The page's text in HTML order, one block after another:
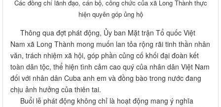
toàn dân tộc, thể hiện tình cảm cao quý của nhân dân Việt Nam
đối với nhân dân Cuba anh em và đồng bào trong nước đang
chịu ảnh hưởng của thiên tai.
Buổi lễ phát động không chỉ là hoạt động mang ý nghĩa
nhân đạo, mà còn là dịp để mỗi cá nhân thêm thấm thía giá trị
của lòng nhân ái, tình đoàn kết – những truyền thống quý báu
làm nên sức mạnh bền vững của dân tộc Việt Nam trong các
giai đoạn lịch sử.
Tác giả:UBND phường Long Thành